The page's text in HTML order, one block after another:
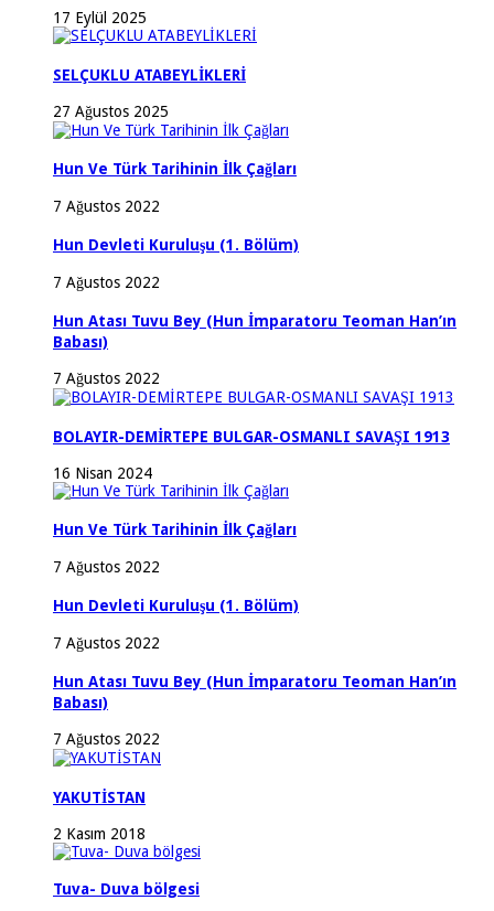
17 Eylül 2025
SELÇUKLU ATABEYLİKLERİ
27 Ağustos 2025
Hun Ve Türk Tarihinin İlk Çağları
7 Ağustos 2022
Hun Devleti Kuruluşu (1. Bölüm)
7 Ağustos 2022
Hun Atası Tuvu Bey (Hun İmparatoru Teoman Han’ın
Babası)
7 Ağustos 2022
BOLAYIR-DEMİRTEPE BULGAR-OSMANLI SAVAŞI 1913
16 Nisan 2024
Hun Ve Türk Tarihinin İlk Çağları
7 Ağustos 2022
Hun Devleti Kuruluşu (1. Bölüm)
7 Ağustos 2022
Hun Atası Tuvu Bey (Hun İmparatoru Teoman Han’ın
Babası)
7 Ağustos 2022
YAKUTİSTAN
2 Kasım 2018
Tuva- Duva bölgesi